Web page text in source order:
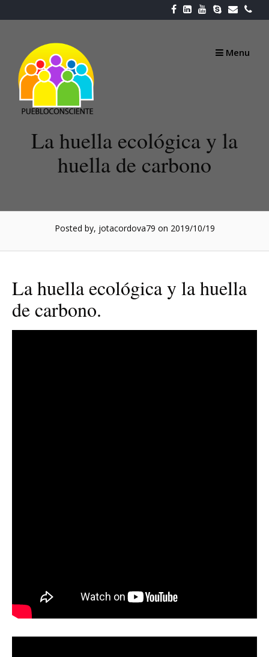
to
Menu
La huella ecológica y la
huella de carbono
Posted by, jotacordova79 on 2019/10/19
La huella ecológica y la huella
de carbono.